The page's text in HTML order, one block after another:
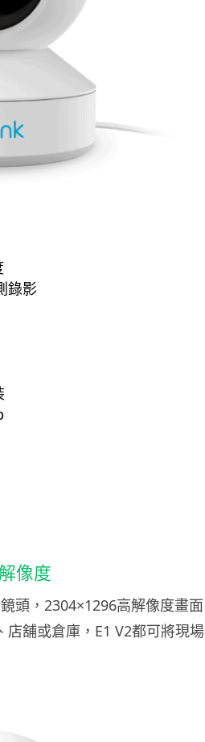
錄影
像度
頭，2304×1296高解像度畫面
舖或倉庫，E1 V2都可將現場